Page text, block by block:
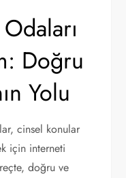
Doğru
Yolu
cinsel konular
için interneti
doğru ve